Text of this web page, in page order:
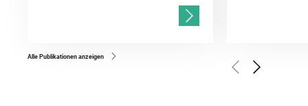
Golombek, M. and
Herkenhoff, K. and
Alle Publikationen anzeigen